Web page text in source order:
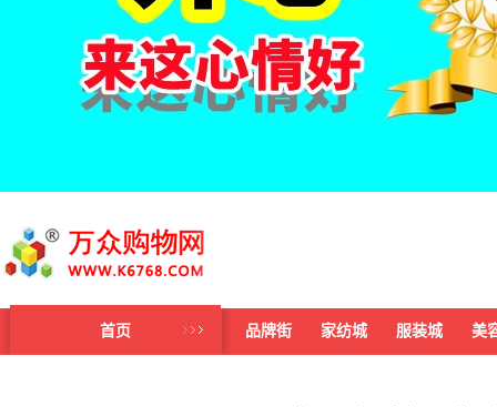
首页 品牌街 家纺城 服装城 美